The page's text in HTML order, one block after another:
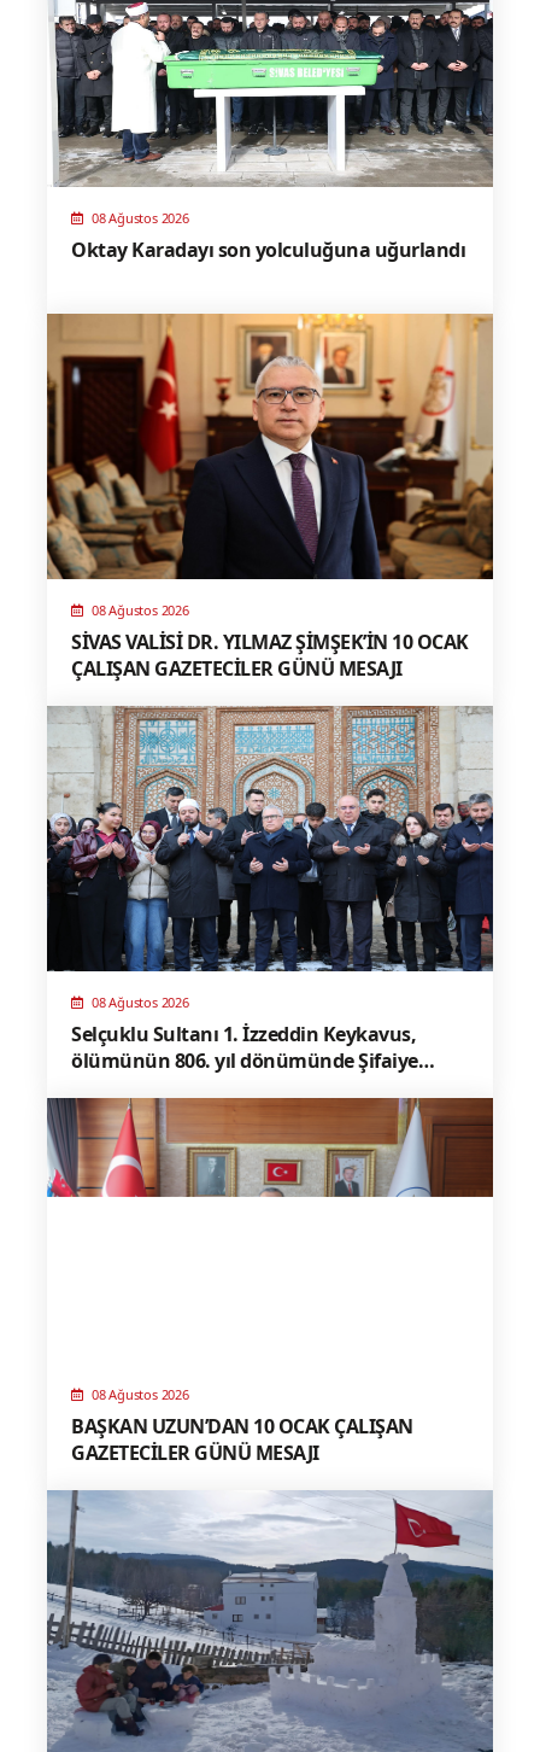
08 Ağustos 2026
Oktay Karadayı son yolculuğuna uğurlandı
08 Ağustos 2026
SİVAS VALİSİ DR. YILMAZ ŞİMŞEK’İN 10 OCAK
ÇALIŞAN GAZETECİLER GÜNÜ MESAJI
08 Ağustos 2026
Selçuklu Sultanı 1. İzzeddin Keykavus,
ölümünün 806. yıl dönümünde Şifaiye
anıldı
08 Ağustos 2026
BAŞKAN UZUN’DAN 10 OCAK ÇALIŞAN
GAZETECİLER GÜNÜ MESAJI